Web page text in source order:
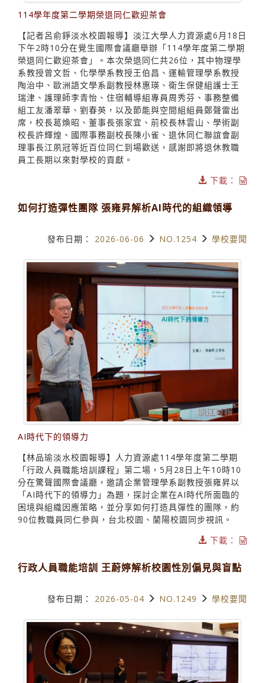
114學年度第二學期榮退同仁歡迎茶會
【記者呂俞錚淡水校園報導】淡江大學人力資源處6月18日
下午2時10分在覺生國際會議廳舉辦「114學年度第二學期
榮退同仁歡迎茶會」。本次榮退同仁共26位，其中物理學
系教授曾文哲、化學學系教授王伯昌、運輸管理學系教授
陶治中、歐洲語文學系副教授林惠瑛、衛生保健組護士王
瑞津、護理師李青怡、住宿輔導組專員周秀芬、事務整備
組工友潘翠華、劉春英，以及節能與空間組組員鄭聲雷出
席，校長葛煥昭、董事長張家宜、前校長林雲山、學術副
校長許輝煌、國際事務副校長陳小雀、退休同仁聯誼會副
理事長江夙冠等近百位同仁到場歡送，感謝即將退休教職
員工長期以來對學校的貢獻。
下載：
如何打造彈性團隊 張雍昇解析AI時代的組織領導
發布日期： 2026-06-06 NO.1254 學校要聞
AI時代下的領導力
【林品瑜淡水校園報導】人力資源處114學年度第二學期
「行政人員職能培訓課程」第二場，5月28日上午10時10
分在驚聲國際會議廳，邀請企業管理學系副教授張雍昇以
「AI時代下的領導力」為題，探討企業在AI時代所面臨的
困境與組織因應策略，並分享如何打造具彈性的團隊，約
90位教職員同仁參與，台北校園、蘭陽校園同步視訊。
下載：
行政人員職能培訓 王蔚婷解析校園性別偏見與盲點
發布日期： 2026-05-04 NO.1249 學校要聞